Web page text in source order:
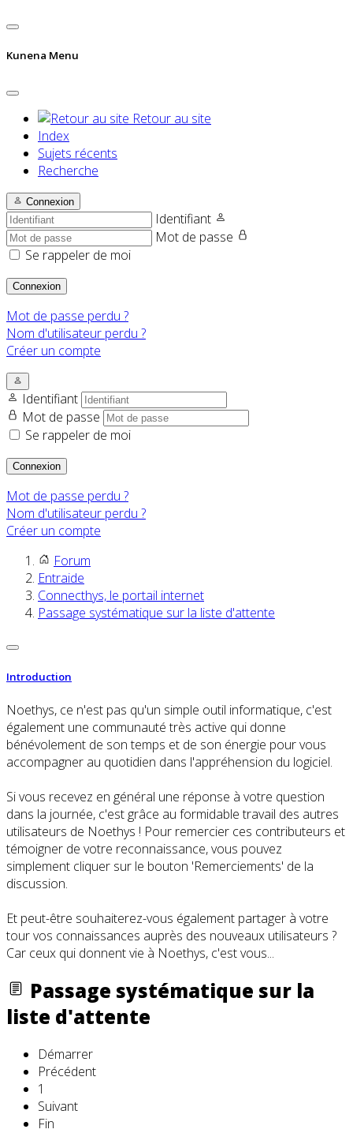
Kunena Menu
Retour au site
Index
Sujets récents
Recherche
Connexion
Identifiant
Mot de passe
Se rappeler de moi
Connexion
Mot de passe perdu ?
Nom d'utilisateur perdu ?
Créer un compte
Identifiant
Mot de passe
Se rappeler de moi
Connexion
Mot de passe perdu ?
Nom d'utilisateur perdu ?
Créer un compte
Forum
Entraide
Connecthys, le portail internet
Passage systématique sur la liste d'attente
Introduction
Noethys, ce n'est pas qu'un simple outil informatique, c'est
également une communauté très active qui donne
bénévolement de son temps et de son énergie pour vous
accompagner au quotidien dans l'appréhension du logiciel.
Si vous recevez en général une réponse à votre question
dans la journée, c'est grâce au formidable travail des autres
utilisateurs de Noethys ! Pour remercier ces contributeurs et
témoigner de votre reconnaissance, vous pouvez
simplement cliquer sur le bouton 'Remerciements' de la
discussion.
Et peut-être souhaiterez-vous également partager à votre
tour vos connaissances auprès des nouveaux utilisateurs ?
Car ceux qui donnent vie à Noethys, c'est vous...
Passage systématique sur la
liste d'attente
Démarrer
Précédent
1
Suivant
Fin